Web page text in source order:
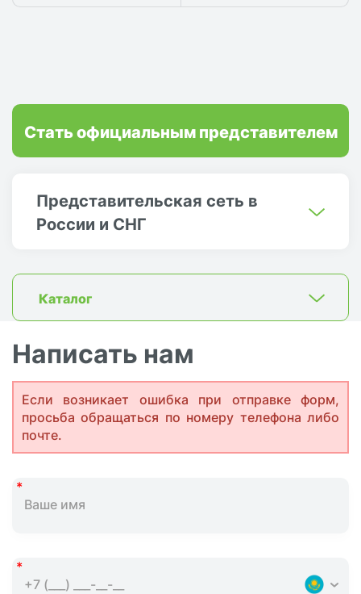
Представительская сеть в
России и СНГ
Стать официальным представителем
Каталог
Написать нам
Если возникает ошибка при отправке форм,
просьба обращаться по номеру телефона либо
почте.